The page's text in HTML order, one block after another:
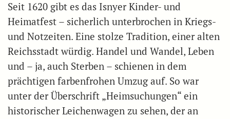
Seit 1620 gibt es das Isnyer Kinder- und
Heimatfest – sicherlich unterbrochen in Kriegs-
und Notzeiten. Eine stolze Tradition, einer alten
Reichsstadt würdig. Handel und Wandel, Leben
und – ja, auch Sterben – schienen in dem
prächtigen farbenfrohen Umzug auf. So war
unter der Überschrift „Heimsuchungen“ ein
historischer Leichenwagen zu sehen, der an